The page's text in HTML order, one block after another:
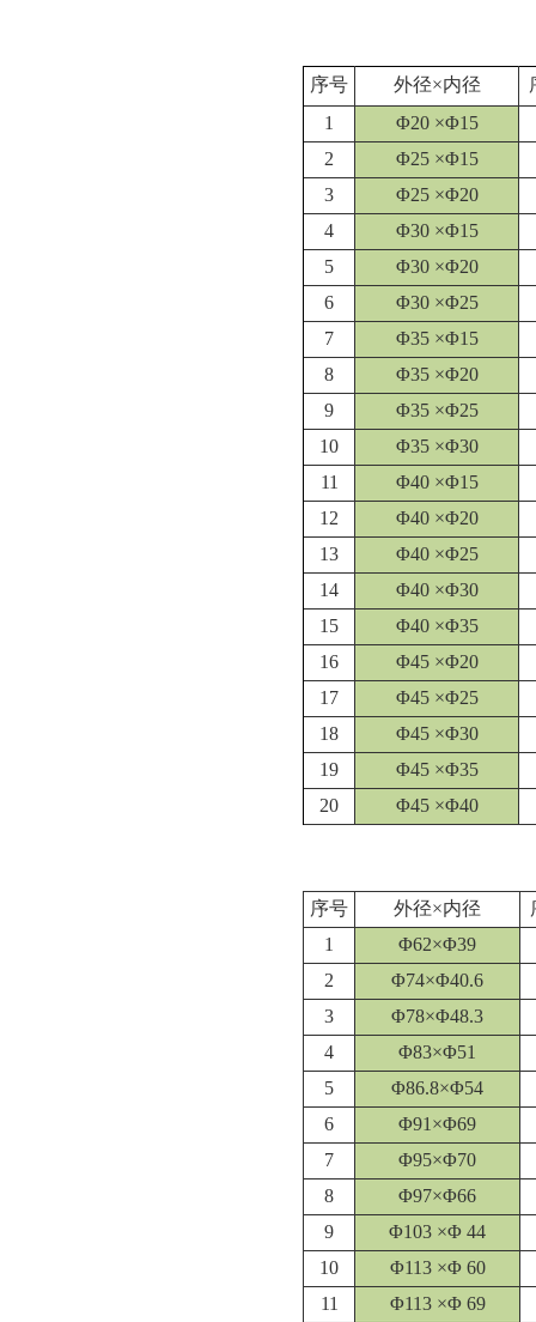
序号 外径×内径
1
Φ20 ×Φ15
2
Φ25 ×Φ15
3
Φ25 ×Φ20
4
Φ30 ×Φ15
5
Φ30 ×Φ20
6
Φ30 ×Φ25
7
Φ35 ×Φ15
8
Φ35 ×Φ20
9
Φ35 ×Φ25
10
Φ35 ×Φ30
11
Φ40 ×Φ15
12
Φ40 ×Φ20
13
Φ40 ×Φ25
14
Φ40 ×Φ30
15
Φ40 ×Φ35
16
Φ45 ×Φ20
17
Φ45 ×Φ25
18
Φ45 ×Φ30
19
Φ45 ×Φ35
20
Φ45 ×Φ40
序号 外径×内径
1
Φ62×Φ39
2
Φ74×Φ40.6
3
Φ78×Φ48.3
4
Φ83×Φ51
5
Φ86.8×Φ54
6
Φ91×Φ69
7
Φ95×Φ70
8
Φ97×Φ66
9
Φ103 ×Φ 44
10
Φ113 ×Φ 60
11
Φ113 ×Φ 69